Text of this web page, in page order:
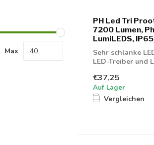
Max
PH Led Tri
7200 Lumen,
LumiLEDS,
Sehr schlanke
LED-Treiber und
€37,25
Auf Lager
Vergleichen